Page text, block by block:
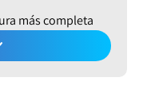
más completa